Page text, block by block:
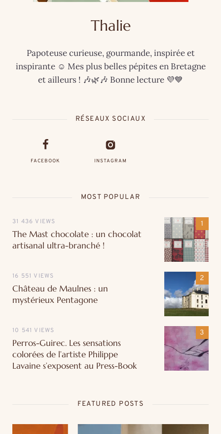
Thalie
Papoteuse curieuse, gourmande, inspirée et
inspirante ☺️ Mes plus belles pépites en Bretagne
et ailleurs ! 🎶🌿🎶 Bonne lecture 💜💙
RÉSEAUX SOCIAUX
FACEBOOK INSTAGRAM
MOST POPULAR
31 436 VIEWS
The Mast chocolate : un chocolat
artisanal ultra-branché !
16 551 VIEWS
Château de Maulnes : un
mystérieux Pentagone
10 541 VIEWS
Perros-Guirec. Les sensations
colorées de l’artiste Philippe
Lavaine s’exposent au Press-Book
FEATURED POSTS